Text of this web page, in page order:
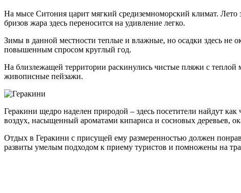
На мысе Ситония царит мягкий средиземноморский климат. Лето
бризов жара здесь переносится на удивление легко.
Зимы в данной местности теплые и влажные, но осадки здесь не
повышенным спросом круглый год.
На близлежащей территории раскинулись чистые пляжи с
живописные пейзажи.
Геракини щедро наделен природой – здесь посетители найдут
воздух, насыщенный ароматами кипариса и сосновых деревьев,
Отдых в Геракини с присущей ему размеренностью должен
развиты умелым подходом к приему туристов и помножены на